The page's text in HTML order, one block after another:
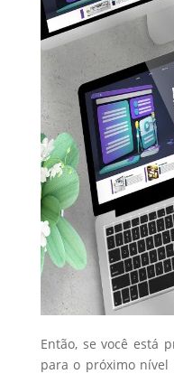
Então, se você está
para o próximo